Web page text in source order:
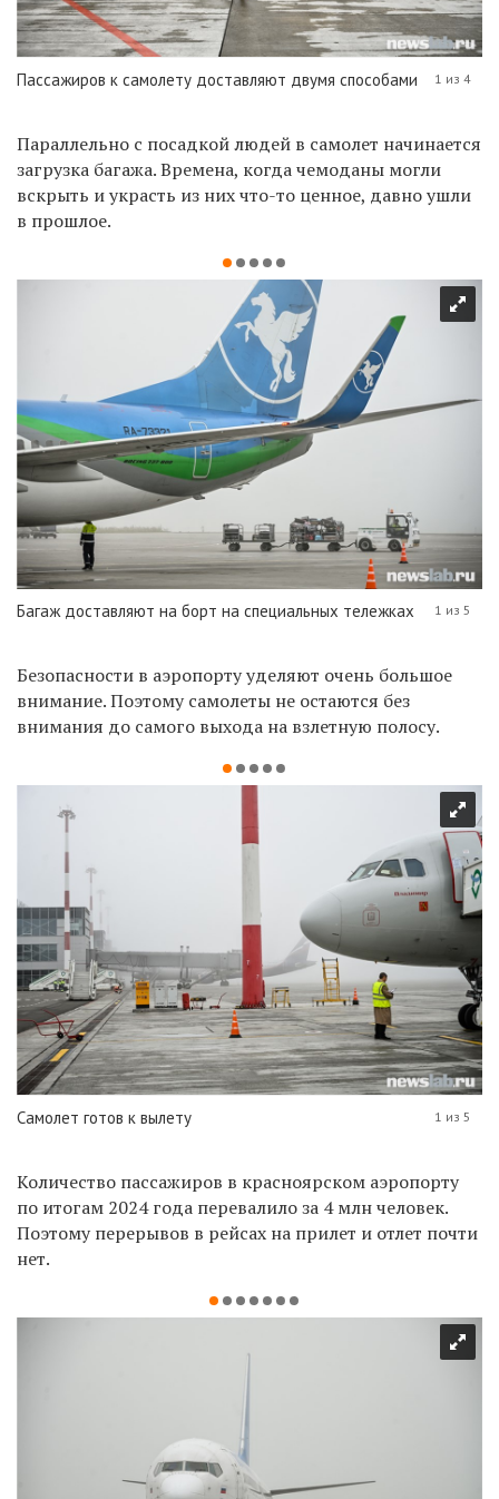
Пассажиров к самолету доставляют двумя способами 1 из 4
Параллельно с посадкой людей в самолет начинается
загрузка багажа. Времена, когда чемоданы могли
вскрыть и украсть из них что-то ценное, давно ушли
в прошлое.
Багаж доставляют на борт на специальных тележках 1 из 5
Безопасности в аэропорту уделяют очень большое
внимание. Поэтому самолеты не остаются без
внимания до самого выхода на взлетную полосу.
Самолет готов к вылету 1 из 5
Количество пассажиров в красноярском аэропорту
по итогам 2024 года перевалило за 4 млн человек.
Поэтому перерывов в рейсах на прилет и отлет почти
нет.